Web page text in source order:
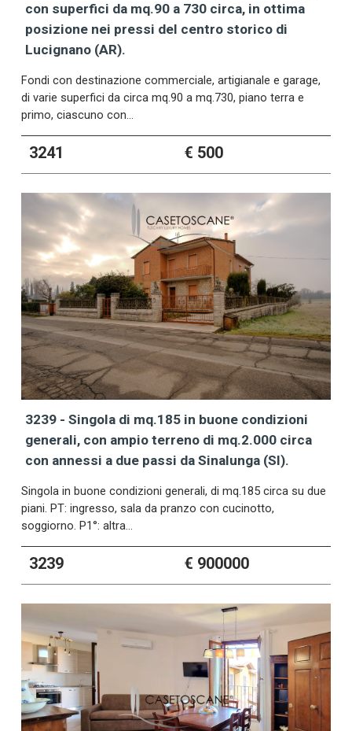
con superfici da mq.90 a 730 circa, in ottima
posizione nei pressi del centro storico di
Lucignano (AR).
Fondi con destinazione commerciale, artigianale e garage,
di varie superfici da circa mq.90 a mq.730, piano terra e
primo, ciascuno con…
3241 € 500
3239 - Singola di mq.185 in buone condizioni
generali, con ampio terreno di mq.2.000 circa
con annessi a due passi da Sinalunga (SI).
Singola in buone condizioni generali, di mq.185 circa su due
piani. PT: ingresso, sala da pranzo con cucinotto,
soggiorno. P1°: altra…
3239 € 900000